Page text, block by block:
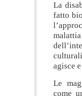
La
fatto
agisce
Le
come